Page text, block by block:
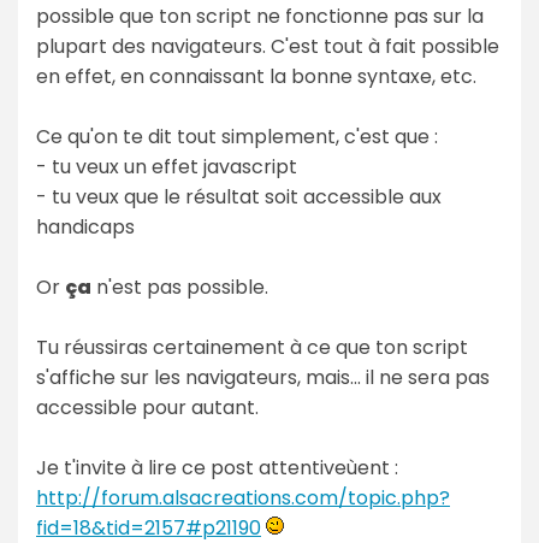
possible que ton script ne fonctionne pas sur la
plupart des navigateurs. C'est tout à fait possible
en effet, en connaissant la bonne syntaxe, etc.
Ce qu'on te dit tout simplement, c'est que :
- tu veux un effet javascript
- tu veux que le résultat soit accessible aux
handicaps
Or ça n'est pas possible.
Tu réussiras certainement à ce que ton script
s'affiche sur les navigateurs, mais... il ne sera pas
accessible pour autant.
Je t'invite à lire ce post attentiveùent :
http://forum.alsacreations.com/topic.php?
fid=18&tid=2157#p21190